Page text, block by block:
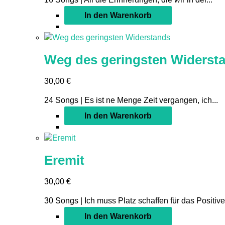
In den Warenkorb
Weg des geringsten
30,00 €
24 Songs | Es ist ne Menge Zeit vergangen, ich...
In den Warenkorb
Eremit
30,00 €
30 Songs | Ich muss Platz schaffen für das
In den Warenkorb